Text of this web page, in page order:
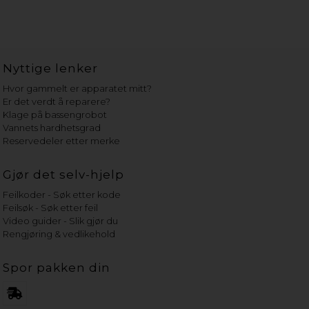
Nyttige lenker
Hvor gammelt er apparatet mitt?
Er det verdt å reparere?
Klage på bassengrobot
Vannets hardhetsgrad
Reservedeler etter merke
Gjør det selv-hjelp
Feilkoder - Søk etter kode
Feilsøk - Søk etter feil
Video guider - Slik gjør du
Rengjøring & vedlikehold
Spor pakken din